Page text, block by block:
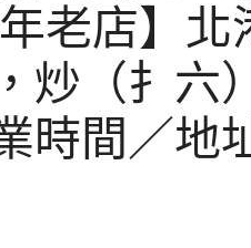
年老店】
炒（扌六
時間／地